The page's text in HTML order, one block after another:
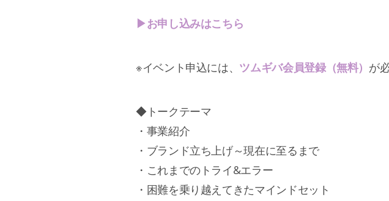
▶お申し込みはこちら
※イベント申込には、 ツムギバ会員登録（無料） が
◆トークテーマ
・事業紹介
・ブランド立ち上げ～現在に至るまで
・これまでのトライ&エラー
・困難を乗り越えてきたマインドセット